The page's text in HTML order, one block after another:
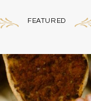
FEATURED